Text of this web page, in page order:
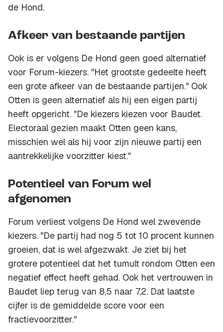
de Hond.
Afkeer van bestaande partijen
Ook is er volgens De Hond geen goed alternatief
voor Forum-kiezers. "Het grootste gedeelte heeft
een grote afkeer van de bestaande partijen." Ook
Otten is geen alternatief als hij een eigen partij
heeft opgericht. "De kiezers kiezen voor Baudet.
Electoraal gezien maakt Otten geen kans,
misschien wel als hij voor zijn nieuwe partij een
aantrekkelijke voorzitter kiest."
Potentieel van Forum wel
afgenomen
Forum verliest volgens De Hond wel zwevende
kiezers. "De partij had nog 5 tot 10 procent kunnen
groeien, dat is wel afgezwakt. Je ziet bij het
grotere potentieel dat het tumult rondom Otten een
negatief effect heeft gehad. Ook het vertrouwen in
Baudet liep terug van 8,5 naar 7,2. Dat laatste
cijfer is de gemiddelde score voor een
fractievoorzitter."